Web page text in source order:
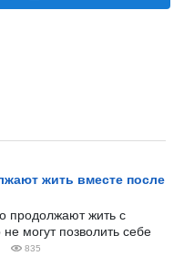
жить вместе после
продолжают жить с
могут позволить себе
835